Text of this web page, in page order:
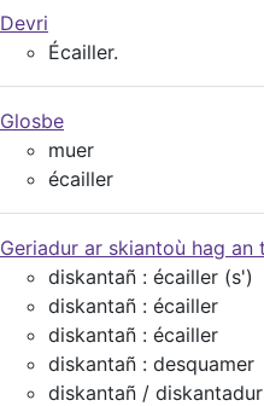
Devri
Écailler.
Glosbe
muer
écailler
Geriadur ar skiantoù hag an
diskantañ : écailler (s')
diskantañ : écailler
diskantañ : écailler
diskantañ : desquamer
diskantañ /